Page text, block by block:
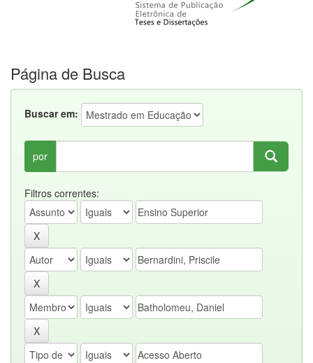
Página de Busca
Buscar em:
por
Filtros correntes: